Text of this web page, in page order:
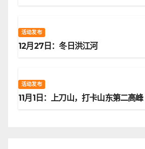
活动发布
12月27日：冬日洪江河
活动发布
11月1日：上刀山，打卡山东第二高峰